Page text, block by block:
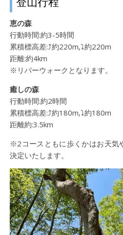
恵の森
行動時間:約3-5時間
累積標高差:⤴約220m,⤵約220m
距離:約4km
※リバーウォークとなります。
癒しの森
行動時間:約2時間
累積標高差:⤴約180m,⤵約180m
距離約:3.5km
※2コースともに歩くかはお天気
決定いたします。